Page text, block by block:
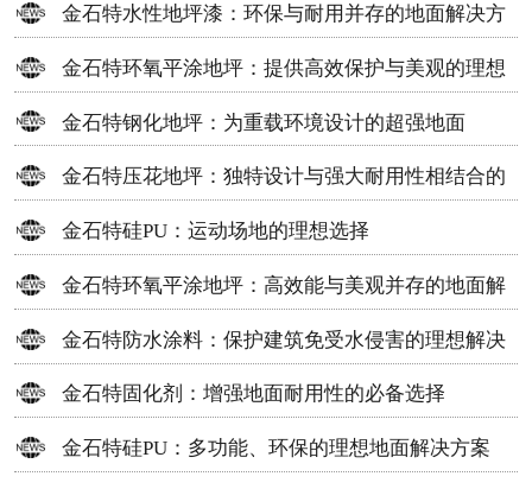
金石特水性地坪漆：环保与耐用并存的地面解决方
案
金石特环氧平涂地坪：提供高效保护与美观的理想
选择
金石特钢化地坪：为重载环境设计的超强地面
金石特压花地坪：独特设计与强大耐用性相结合的
地面材料
金石特硅PU：运动场地的理想选择
金石特环氧平涂地坪：高效能与美观并存的地面解
决方案
金石特防水涂料：保护建筑免受水侵害的理想解决
方案
金石特固化剂：增强地面耐用性的必备选择
金石特硅PU：多功能、环保的理想地面解决方案